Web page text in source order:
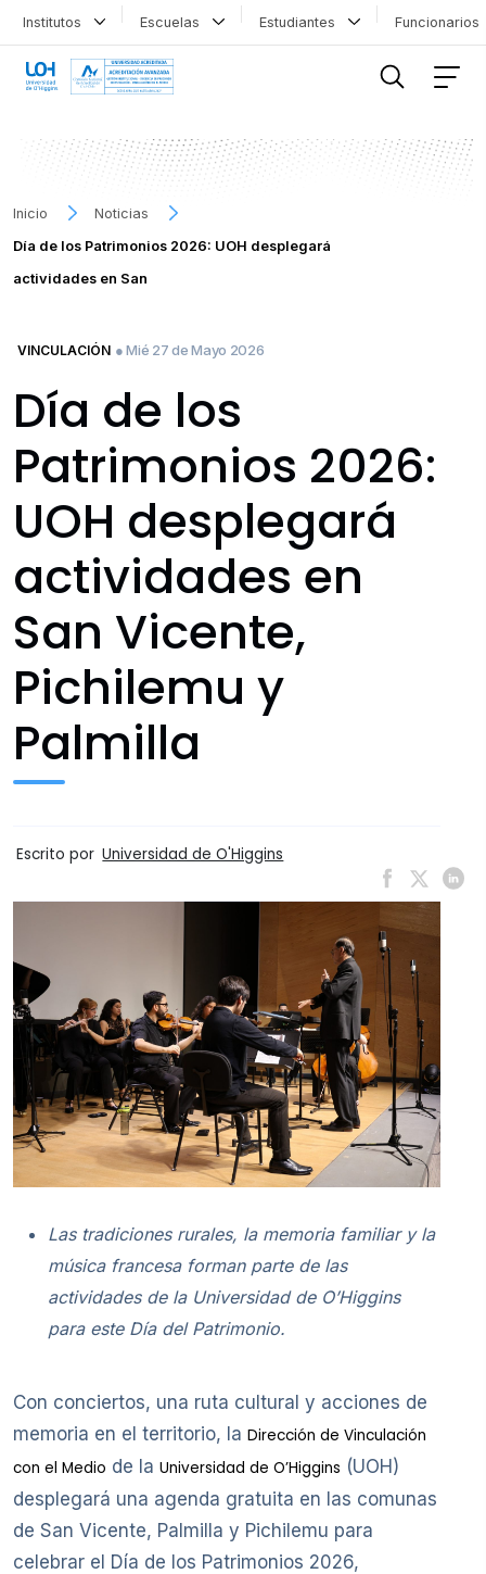
Institutos Escuelas Estudiantes
Inicio
Noticias
Día de los Patrimonios 2026: UOH desplegará
actividades en San
VINCULACIÓN ● Mié 27 de Mayo 2026
Día de los
Patrimonios 2026:
UOH desplegará
actividades en
San Vicente,
Pichilemu y
Palmilla
Escrito por Universidad de O'Higgins
Las tradiciones rurales, la memoria familiar y la
música francesa forman parte de las
actividades de la Universidad de O’Higgins
para este Día del Patrimonio.
Con conciertos, una ruta cultural y acciones de
memoria en el territorio, la Dirección de Vinculación
con el Medio de la Universidad de O’Higgins (UOH)
desplegará una agenda gratuita en las comunas
de San Vicente, Palmilla y Pichilemu para
celebrar el Día de los Patrimonios 2026,